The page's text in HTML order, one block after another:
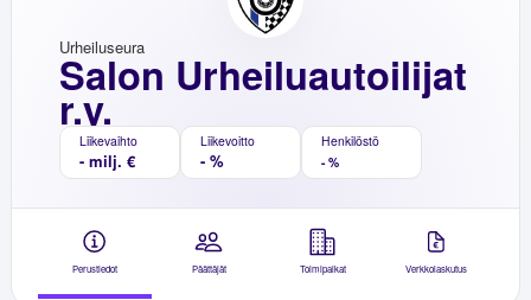
Salon Urheiluautoilijat
r.y.
Urheiluseura
Liikevaihto
- milj. €
Liikevoitto
- %
Henkilöstö
- %
Perustiedot Päättäjät Toimipaikat Verkkolaskutus